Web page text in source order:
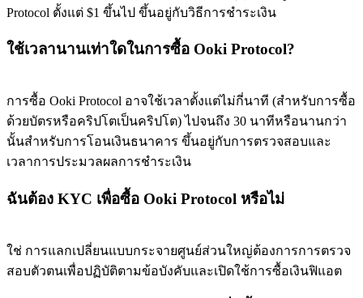
New Listing Futures Fest
Crypto World Cup 2026: Grand Finale
Protocol ตั้งแต่ $1 ขึ้นไป ขึ้นอยู่กับวิธีการชำระเงิน
ใช้เวลานานเท่าใดในการซื้อ Ooki Protocol?
การซื้อ Ooki Protocol อาจใช้เวลาตั้งแต่ไม่กี่นาที (สำหรับการซื้อ
ด้วยบัตรหรือคริปโตเป็นคริปโต) ไปจนถึง 30 นาทีหรือนานกว่า
นั้นสำหรับการโอนเงินธนาคาร ขึ้นอยู่กับการตรวจสอบและ
เวลาการประมวลผลการชำระเงิน
ฉันต้อง KYC เพื่อซื้อ Ooki Protocol หรือไม่
ใช่ การแลกเปลี่ยนแบบกระจายศูนย์ส่วนใหญ่ต้องการการตรวจ
สอบตัวตนเพื่อปฏิบัติตามข้อบังคับและเปิดใช้การซื้อเงินฟิแอต